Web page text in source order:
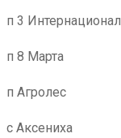
п 3 Интернационал
п 8 Марта
п Агролес
с Аксениха